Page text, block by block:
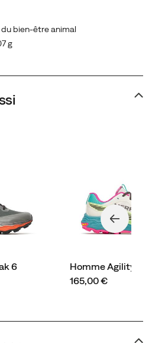
bien-être animal
g
6
Homme Agility
price
165,00 €